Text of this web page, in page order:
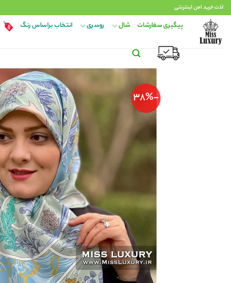
Skip
to
content
لذت خرید امن اینترنتی
پیگیری سفارشات شال روسری انتخاب براساس رنگ
-38%